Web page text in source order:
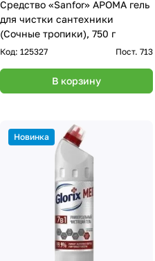
Средство «Sanfor» АРОМА гель
для чистки сантехники
(Сочные тропики), 750 г
Код: 125327 Пост. 713
В корзину
Новинка